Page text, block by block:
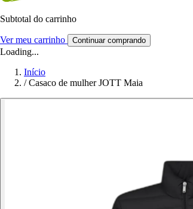
Subtotal do carrinho
Ver meu carrinho Continuar comprando
Loading...
Início
/ Casaco de mulher JOTT Maia